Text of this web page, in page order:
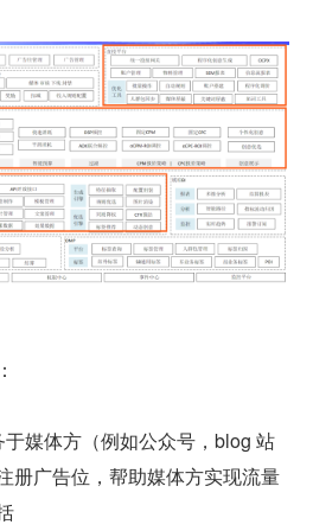
媒体方（例如公众号，blog 站
册广告位，帮助媒体方实现流量